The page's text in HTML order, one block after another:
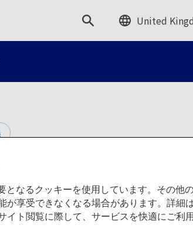
United
田湖
なるクッキーを使用しています。その他
が享受できなくなる場合があります。詳細
イト閲覧に際して、サービスを快適にご利